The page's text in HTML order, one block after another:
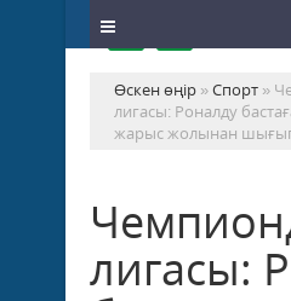
Өскен өңір »Спорт »
лигасы: Роналду
жарыс жолынан
лигасы: